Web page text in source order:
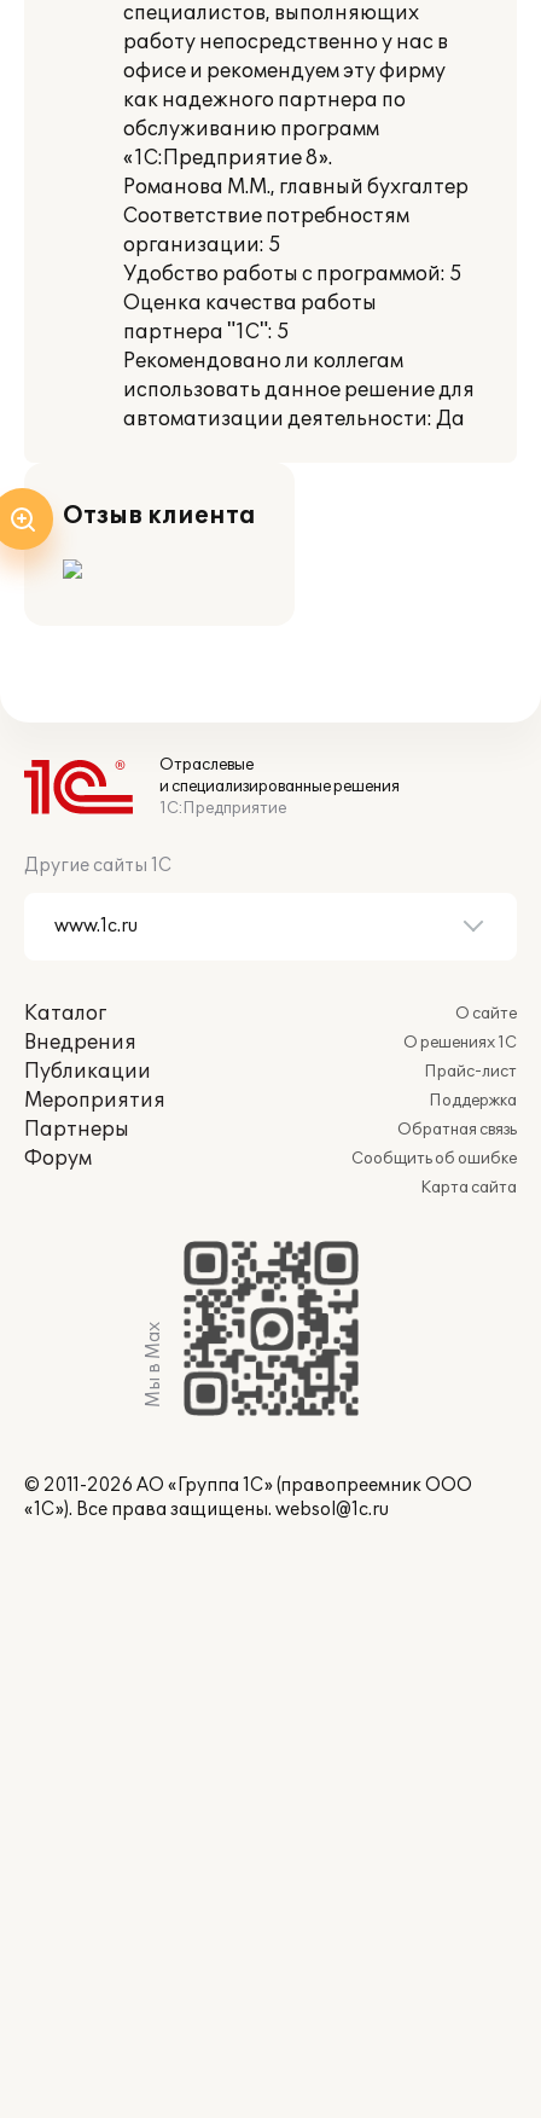
специалистов, выполняющих
работу непосредственно у нас в
офисе и рекомендуем эту фирму
как надежного партнера по
обслуживанию программ
«1С:Предприятие 8».
Романова М.М., главный бухгалтер
Соответствие потребностям
организации: 5
Удобство работы с программой: 5
Оценка качества работы
партнера "1С": 5
Рекомендовано ли коллегам
использовать данное решение для
автоматизации деятельности: Да
Отзыв клиента
Отраслевые
и специализированные решения
1С:Предприятие
Другие сайты 1С
Каталог
Внедрения
Публикации
Мероприятия
Партнеры
Форум
О сайте
О решениях 1С
Прайс-лист
Поддержка
Обратная связь
Сообщить об ошибке
Карта сайта
Мы в Max
© 2011-2026 АО «Группа 1С» (правопреемник ООО
«1С»). Все права защищены. websol@1c.ru